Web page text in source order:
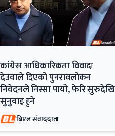
कांग्रेस आधिकारिकता विवादः
देउवाले दिएको पुनरावलोकन
निवेदनले निस्सा पायो, फेरि सुरुदेखि
सुनुवाइ हुने
बिएल संवाददाता